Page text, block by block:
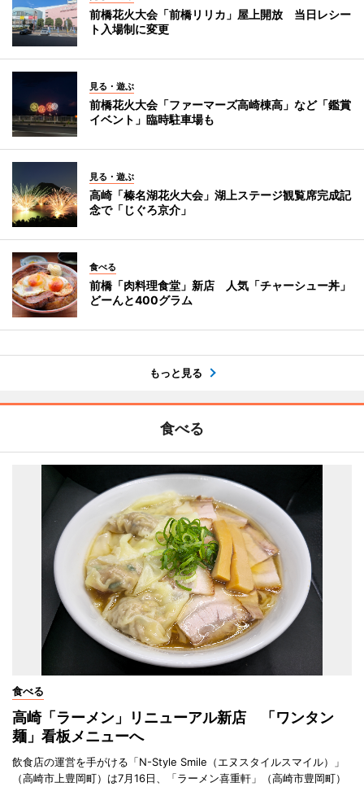
前橋花火大会「前橋リリカ」屋上開放 当日レシー
ト入場制に変更
見る・遊ぶ
前橋花火大会「ファーマーズ高崎棟高」など「鑑賞
イベント」臨時駐車場も
見る・遊ぶ
高崎「榛名湖花火大会」湖上ステージ観覧席完成記
念で「じぐろ京介」
食べる
前橋「肉料理食堂」新店 人気「チャーシュー丼」
どーんと400グラム
もっと見る
食べる
食べる
高崎「ラーメン」リニューアル新店 「ワンタン
麺」看板メニューへ
飲食店の運営を手がける「N-Style Smile（エヌスタイルスマイル）」
（高崎市上豊岡町）は7月16日、「ラーメン喜重軒」（高崎市豊岡町）